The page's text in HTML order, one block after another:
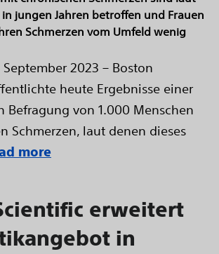
jungen Jahren betroffen und Frauen
Schmerzen vom Umfeld wenig
2023 – Boston
heute Ergebnisse einer
Befragung von 1.000 Menschen
Schmerzen, laut denen dieses
more
erweitert
in